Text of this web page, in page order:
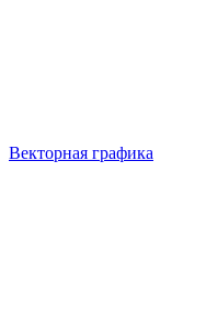
Векторная графика